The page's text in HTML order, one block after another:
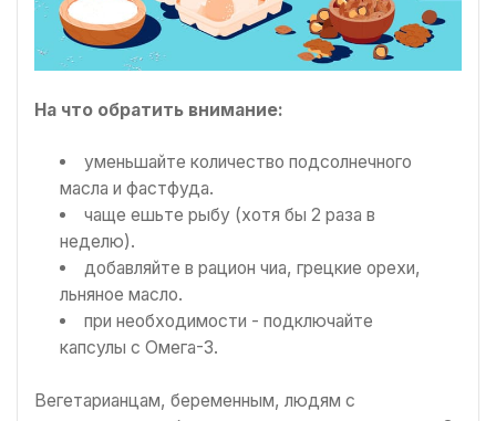
На что обратить внимание:
уменьшайте количество подсолнечного
масла и фастфуда.
чаще ешьте рыбу (хотя бы 2 раза в
неделю).
добавляйте в рацион чиа, грецкие орехи,
льняное масло.
при необходимости - подключайте
капсулы с Омега-3.
Вегетарианцам, беременным, людям с